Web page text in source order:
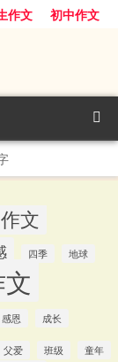
作文
初中作文
文
四季 地球
感恩 成长
父爱 班级 童年